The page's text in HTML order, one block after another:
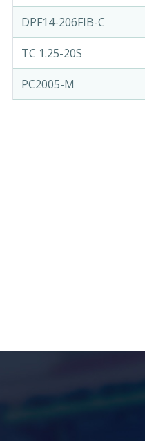
DPF14-206FIB-C
TC 1.25-20S
PC2005-M